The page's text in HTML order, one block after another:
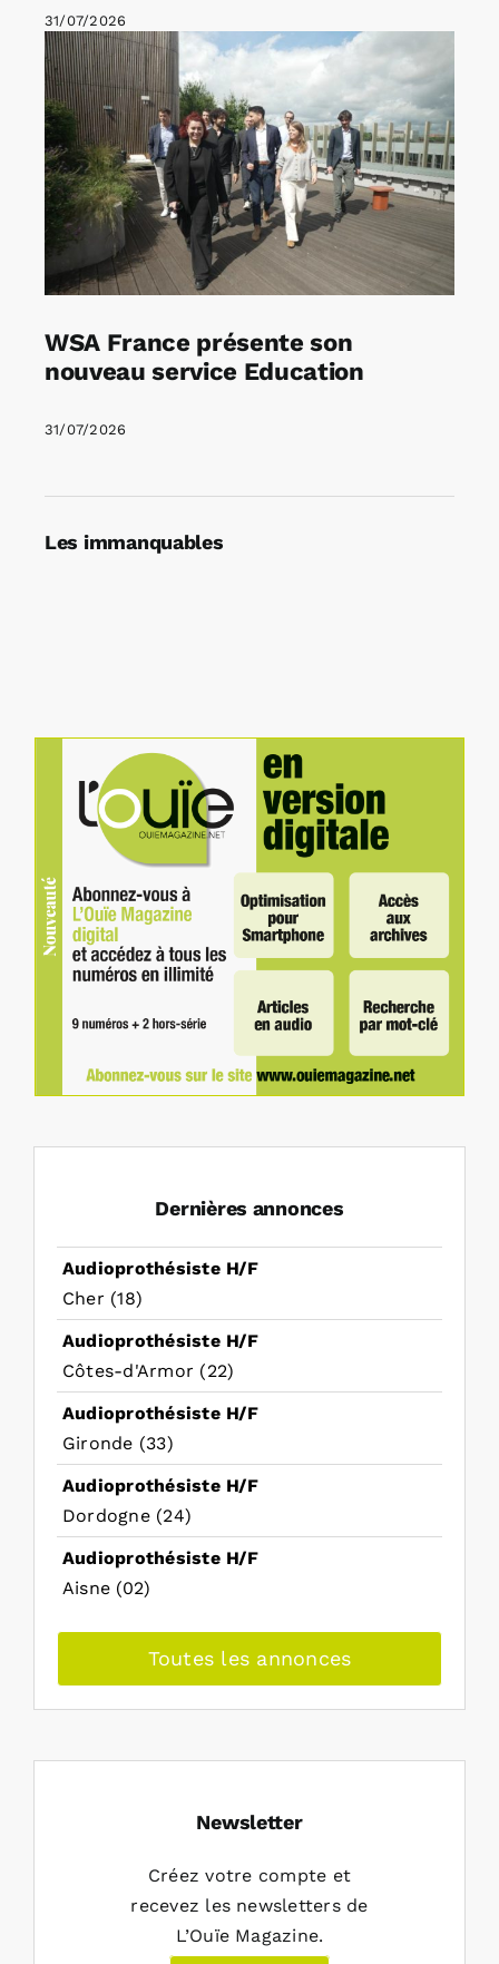
31/07/2026
WSA France présente son
nouveau service Education
31/07/2026
Les immanquables
Dernières annonces
Audioprothésiste H/F
Cher (18)
Audioprothésiste H/F
Côtes-d'Armor (22)
Audioprothésiste H/F
Gironde (33)
Audioprothésiste H/F
Dordogne (24)
Audioprothésiste H/F
Aisne (02)
Toutes les annonces
Newsletter
Créez votre compte et
recevez les newsletters de
L’Ouïe Magazine.